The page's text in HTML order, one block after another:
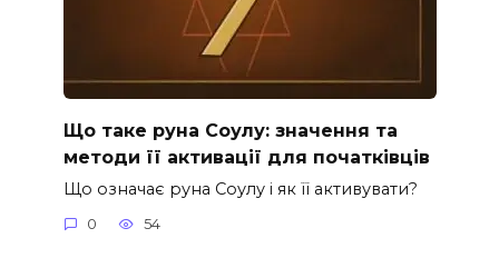
Що таке руна Соулу: значення та
методи її активації для початківців
Що означає руна Соулу і як її активувати?
0 54